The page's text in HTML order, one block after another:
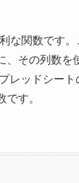
な関数です
、その列数を
レッドシー
す。